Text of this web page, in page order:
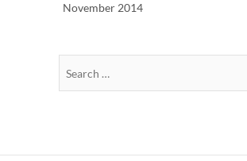
November 2014